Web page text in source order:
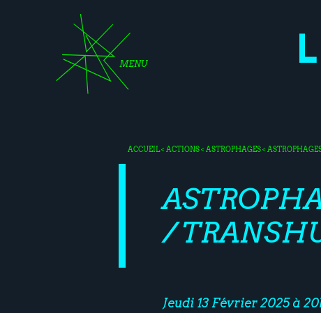
MENU
ACCUEIL<ACTIONS<ASTROPHAGES<
/
Jeudi 13 Février 2025 à